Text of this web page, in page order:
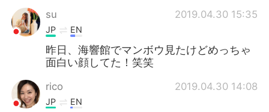
su
2019.04.30 15:35
JP EN
昨日、海響館でマンボウ見たけどめっちゃ
面白い顔してた！笑笑
rico 2019.04.30 14:08
JP EN